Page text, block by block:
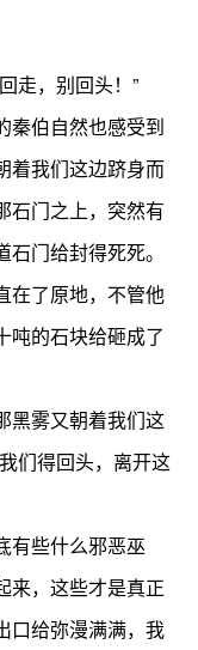
走，别回头！”
伯自然也感受到
着我们这边跻身而
石门之上，突然有
门给封得死死。
了原地，不管他
吨的石块给砸成了
雾又朝着我们这
们得回头，离开这
些什么邪恶巫
来，这些才是真正
口给弥漫满满，我